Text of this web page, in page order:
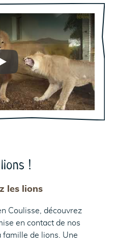
Play
!
les lions
Coulisse, découvrez
en contact de nos
famille de lions. Une